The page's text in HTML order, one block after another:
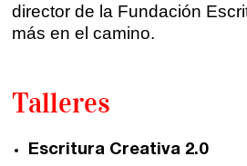
director de la Fundación
más en el camino.
Talleres
Escritura Creativa 2.0